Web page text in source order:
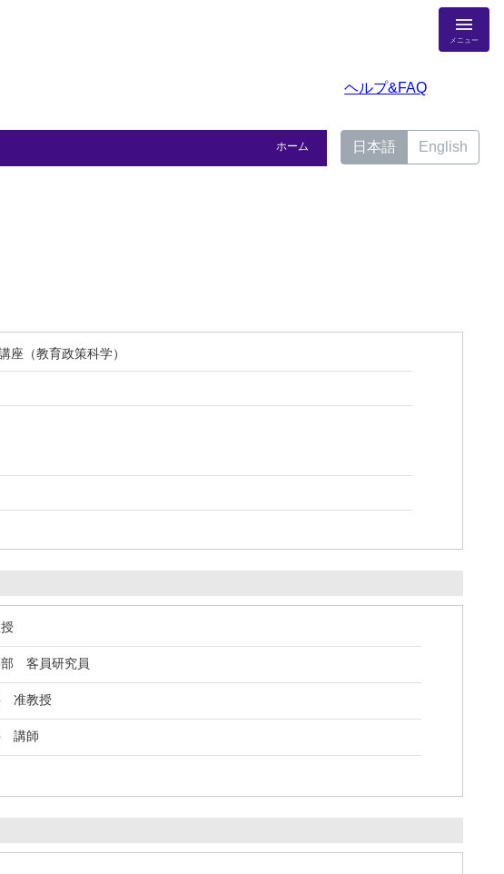
ヘルプ&FAQ
メニュー
ホーム 日本語 English
（教育政策科学）
客員研究員
准教授
講師